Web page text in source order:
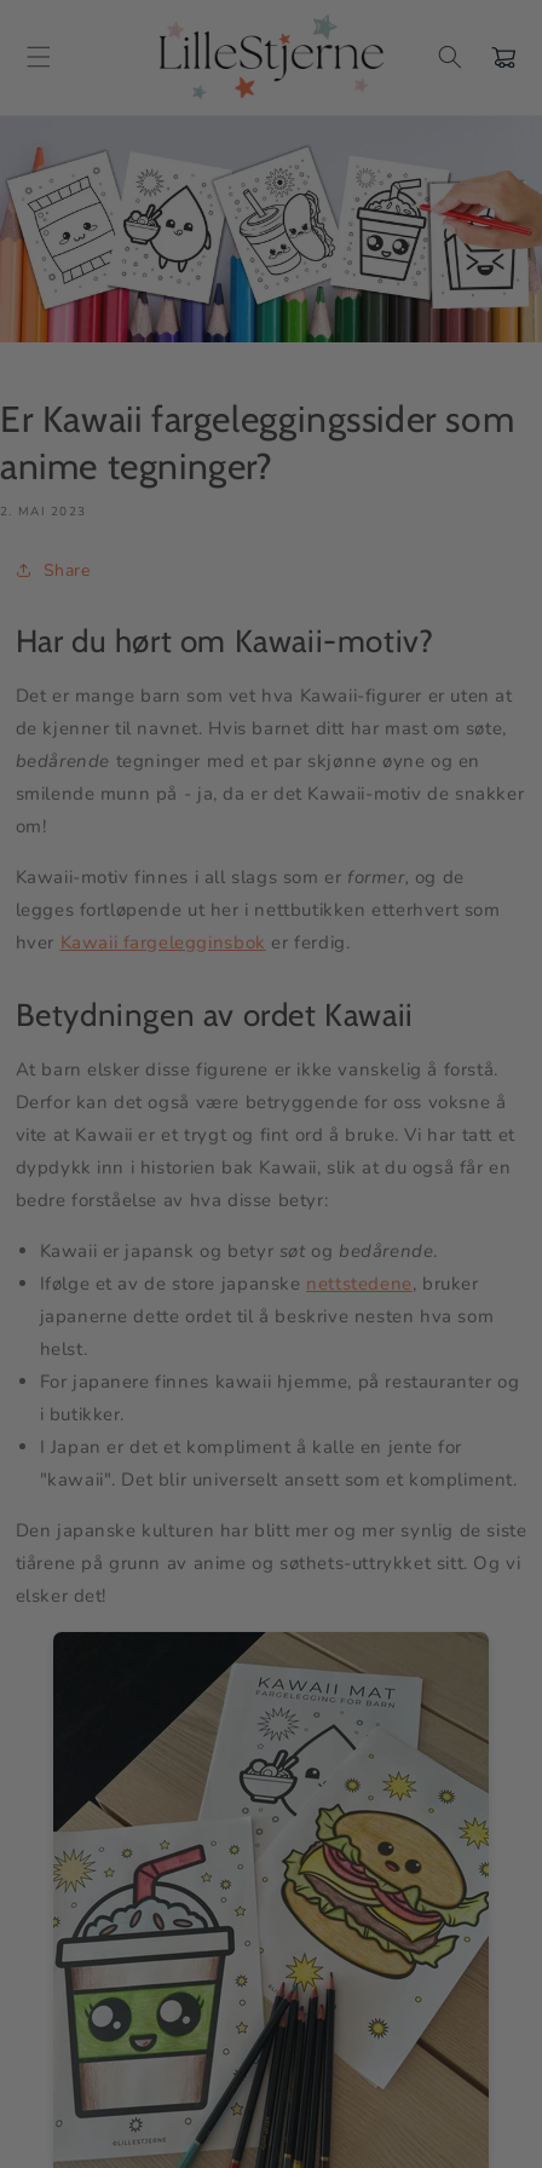
innholdet
Er Kawaii fargeleggingssider som
anime tegninger?
2. MAI 2023
Share
Har du hørt om Kawaii-motiv?
Det er mange barn som vet hva Kawaii-figurer er uten at
de kjenner til navnet. Hvis barnet ditt har mast om søte,
bedårende tegninger med et par skjønne øyne og en
smilende munn på - ja, da er det Kawaii-motiv de snakker
om!
Kawaii-motiv finnes i all slags som er former, og de
legges fortløpende ut her i nettbutikken etterhvert som
hver Kawaii fargelegginsbok er ferdig.
Betydningen av ordet Kawaii
At barn elsker disse figurene er ikke vanskelig å forstå.
Derfor kan det også være betryggende for oss voksne å
vite at Kawaii er et trygt og fint ord å bruke. Vi har tatt et
dypdykk inn i historien bak Kawaii, slik at du også får en
bedre forståelse av hva disse betyr:
Kawaii er japansk og betyr søt og bedårende.
Ifølge et av de store japanske nettstedene, bruker
japanerne dette ordet til å beskrive nesten hva som
helst.
For japanere finnes kawaii hjemme, på restauranter og
i butikker.
I Japan er det et kompliment å kalle en jente for
"kawaii". Det blir universelt ansett som et kompliment.
Den japanske kulturen har blitt mer og mer synlig de siste
tiårene på grunn av anime og søthets-uttrykket sitt. Og vi
elsker det!